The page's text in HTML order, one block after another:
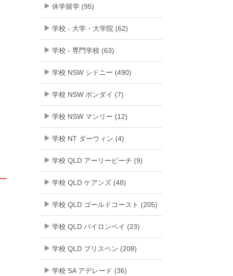
休学留学 (95)
学校 - 大学・大学院 (62)
学校 - 専門学校 (63)
学校 NSW シドニー (490)
学校 NSW ボンダイ (7)
学校 NSW マンリー (12)
学校 NT ダーウィン (4)
学校 QLD アーリービーチ (9)
学校 QLD ケアンズ (48)
学校 QLD ゴールドコースト (205)
学校 QLD バイロンベイ (23)
学校 QLD ブリスベン (208)
学校 SA アデレード (36)